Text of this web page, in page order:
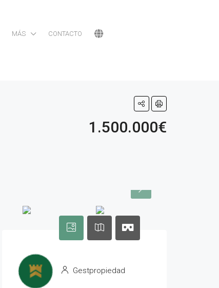
MÁS CONTACTO
1.500.000€
Gestpropiedad